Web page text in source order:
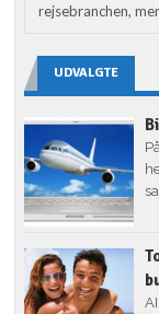
rejsebranchen,
UDVALGTE